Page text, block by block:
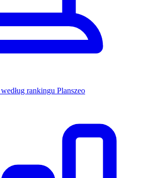
rankingu Planszeo